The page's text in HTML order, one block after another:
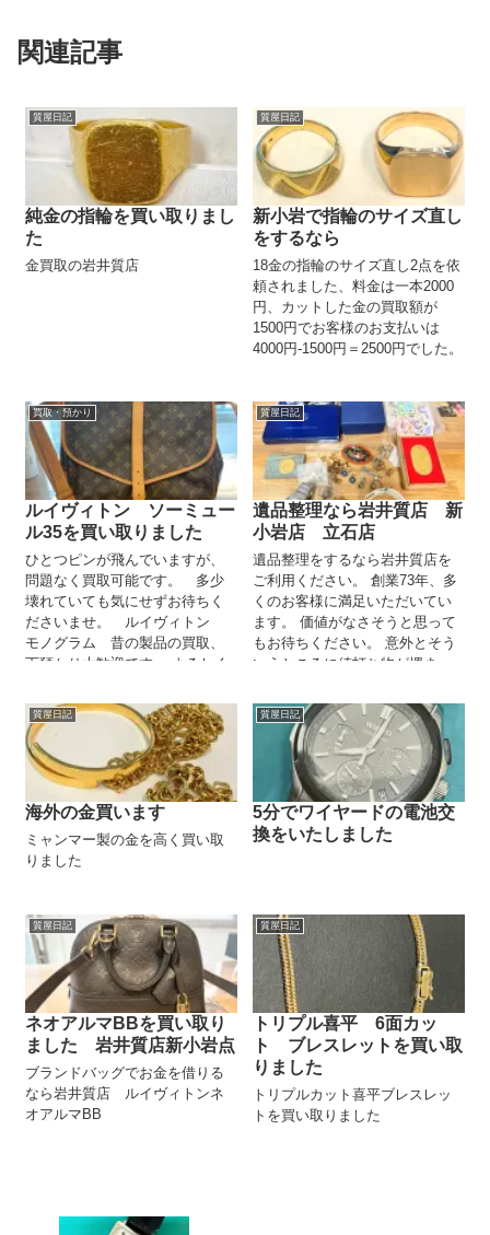
関連記事
質屋日記
純金の指輪を買い取りまし
た
金買取の岩井質店
質屋日記
新小岩で指輪のサイズ直し
をするなら
18金の指輪のサイズ直し2点を依
頼されました、料金は一本2000
円、カットした金の買取額が
1500円でお客様のお支払いは
4000円-1500円＝2500円でした。
買取・預かり
ルイヴィトン ソーミュー
ル35を買い取りました
ひとつピンが飛んでいますが、
問題なく買取可能です。 多少
壊れていても気にせずお待ちく
ださいませ。 ルイヴィトン
モノグラム 昔の製品の買取、
下預かり大歓迎です。 よろしく
質屋日記
遺品整理なら岩井質店 新
小岩店 立石店
遺品整理をするなら岩井質店を
ご利用ください。 創業73年、多
くのお客様に満足いただいてい
ます。 価値がなさそうと思って
もお待ちください。 意外とそう
いうところに値打ち物が埋まっ
質屋日記
海外の金買います
ミャンマー製の金を高く買い取
りました
質屋日記
5分でワイヤードの電池交
換をいたしました
質屋日記
ネオアルマBBを買い取り
ました 岩井質店新小岩点
ブランドバッグでお金を借りる
なら岩井質店 ルイヴィトンネ
オアルマBB
質屋日記
トリプル喜平 6面カッ
ト ブレスレットを買い取
りました
トリプルカット喜平ブレスレッ
トを買い取りました